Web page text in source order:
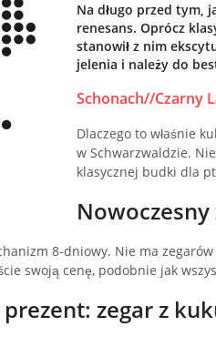
Na długo przed tym,
renesans. Oprócz
stanowił z nim
jelenia i należy do
Schonach//Czarny
Dlaczego to właśnie
w Schwarzwaldzie.
klasycznej budki dla
8-dniowy. Nie ma
swoją cenę, podobnie jak
zegar z